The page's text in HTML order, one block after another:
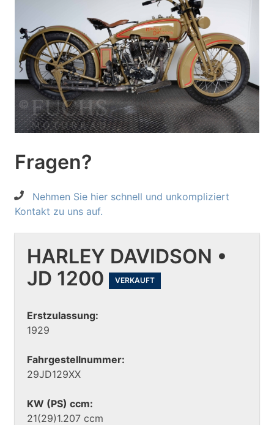
Fragen?
Nehmen Sie hier schnell und unkompliziert
Kontakt zu uns auf.
HARLEY DAVIDSON •
JD 1200
VERKAUFT
Erstzulassung:
1929
Fahrgestellnummer:
29JD129XX
KW (PS) ccm:
21(29)1.207 ccm